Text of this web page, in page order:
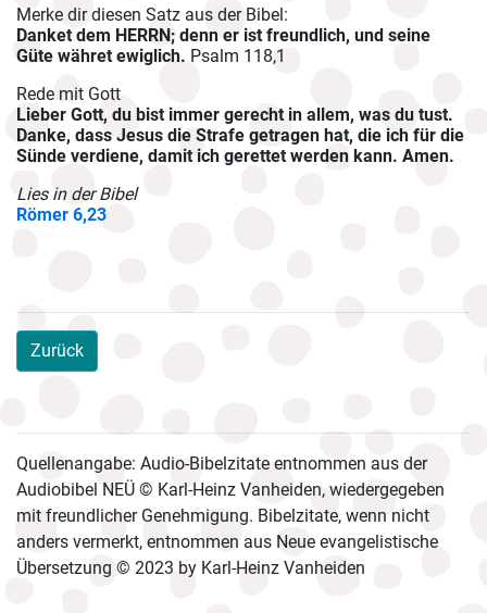
Merke dir diesen Satz aus der Bibel:
Danket dem HERRN; denn er ist freundlich, und seine
Güte währet ewiglich. Psalm 118,1
Rede mit Gott
Lieber Gott, du bist immer gerecht in allem, was du tust.
Danke, dass Jesus die Strafe getragen hat, die ich für die
Sünde verdiene, damit ich gerettet werden kann. Amen.
Lies in der Bibel
Römer 6,23
Zurück
Quellenangabe: Audio-Bibelzitate entnommen aus der
Audiobibel NEÜ © Karl-Heinz Vanheiden, wiedergegeben
mit freundlicher Genehmigung. Bibelzitate, wenn nicht
anders vermerkt, entnommen aus Neue evangelistische
Übersetzung © 2023 by Karl-Heinz Vanheiden